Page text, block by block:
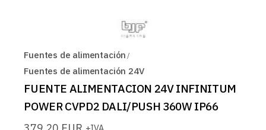
Fuentes de alimentación
Fuentes de alimentación 24V
FUENTE ALIMENTACION 24V INFINITUM
POWER CVPD2 DALI/PUSH 360W IP66